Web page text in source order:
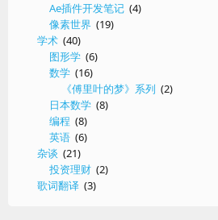
Ae插件开发笔记 (4)
像素世界 (19)
学术 (40)
图形学 (6)
数学 (16)
《傅里叶的梦》系列 (2)
日本数学 (8)
编程 (8)
英语 (6)
杂谈 (21)
投资理财 (2)
歌词翻译 (3)